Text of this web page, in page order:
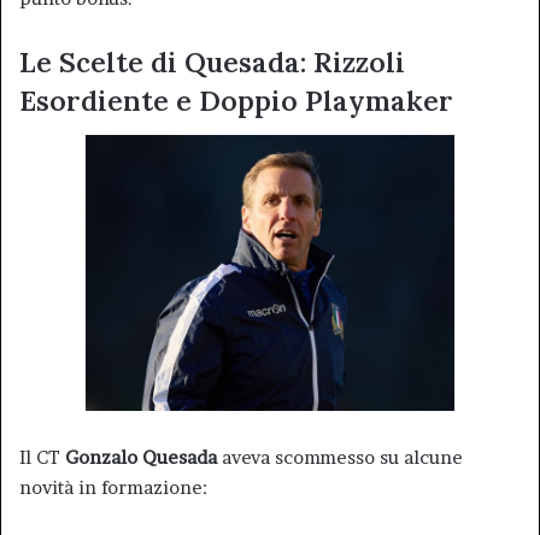
Le Scelte di Quesada: Rizzoli
Esordiente e Doppio Playmaker
Il CT Gonzalo Quesadaaveva scommesso su alcune
novità in formazione: